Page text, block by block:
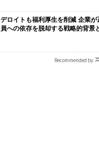
デロイトも福利厚生を削減 企業が
員への依存を脱却する戦略的背景
Recommended by